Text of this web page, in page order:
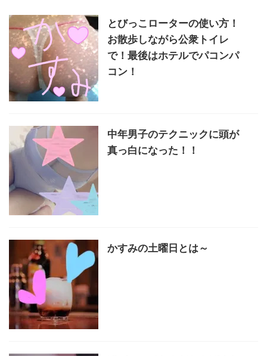
とびっこローターの使い方！
お散歩しながら公衆トイレ
で！最後はホテルでパコンパ
コン！
中年男子のテクニックに頭が
真っ白になった！！
かすみの土曜日とは～